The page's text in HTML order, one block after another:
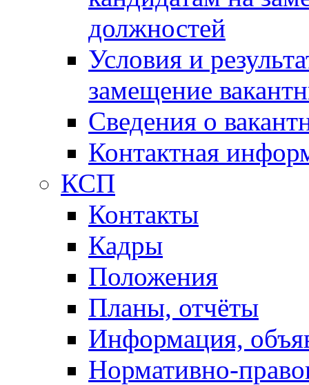
должностей
Условия и
замещение
Сведения о
Контактная
КСП
Контакты
Кадры
Положения
Планы, отчёты
Информация,
Нормативно-